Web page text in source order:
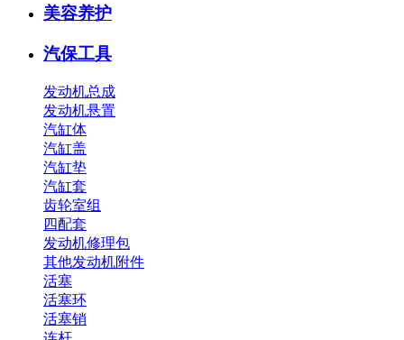
美容养护
汽保工具
发动机总成
发动机悬置
汽缸体
汽缸盖
汽缸垫
汽缸套
齿轮室组
四配套
发动机修理包
其他发动机附件
活塞
活塞环
活塞销